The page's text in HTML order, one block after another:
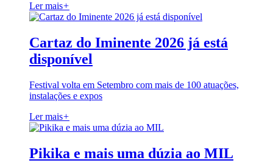
Ler mais+
Cartaz do Iminente 2026 já está
disponível
Festival volta em Setembro com mais de 100 atuações,
instalações e expos
Ler mais+
Pikika e mais uma dúzia ao MIL